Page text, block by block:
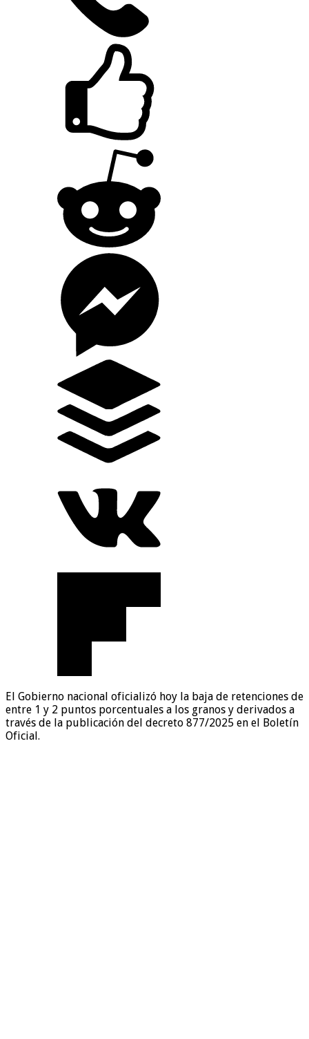
El Gobierno nacional oficializó hoy la baja de retenciones de
entre 1 y 2 puntos porcentuales a los granos y derivados a
través de la publicación del decreto 877/2025 en el Boletín
Oficial.